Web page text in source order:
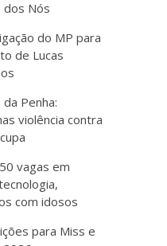
dos Nós
do MP para
de Lucas
Penha:
violência contra
vagas em
com idosos
para Miss e